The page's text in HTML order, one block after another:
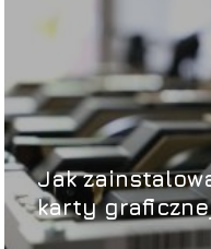
Jak
karty
metody